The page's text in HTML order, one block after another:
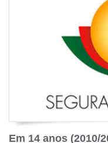
Em 14 anos (2010/